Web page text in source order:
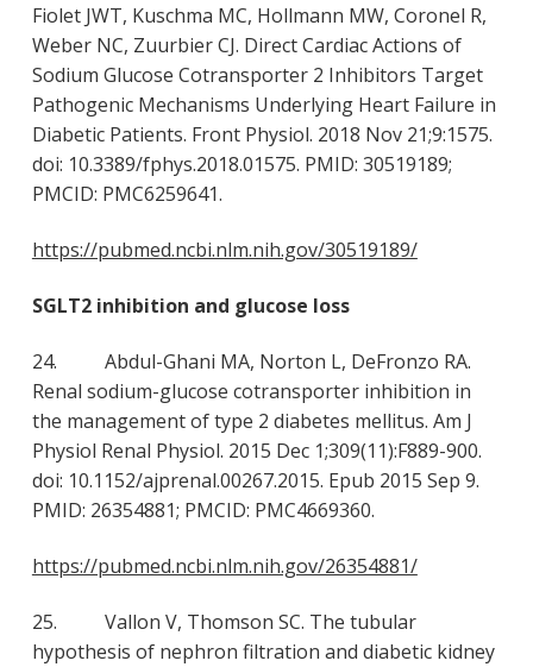
Fiolet JWT, Kuschma MC, Hollmann MW, Coronel R,
Weber NC, Zuurbier CJ. Direct Cardiac Actions of
Sodium Glucose Cotransporter 2 Inhibitors Target
Pathogenic Mechanisms Underlying Heart Failure in
Diabetic Patients. Front Physiol. 2018 Nov 21;9:1575.
doi: 10.3389/fphys.2018.01575. PMID: 30519189;
PMCID: PMC6259641.
https://pubmed.ncbi.nlm.nih.gov/30519189/
SGLT2 inhibition and glucose loss
24. Abdul-Ghani MA, Norton L, DeFronzo RA.
Renal sodium-glucose cotransporter inhibition in
the management of type 2 diabetes mellitus. Am J
Physiol Renal Physiol. 2015 Dec 1;309(11):F889-900.
doi: 10.1152/ajprenal.00267.2015. Epub 2015 Sep 9.
PMID: 26354881; PMCID: PMC4669360.
https://pubmed.ncbi.nlm.nih.gov/26354881/
25. Vallon V, Thomson SC. The tubular
hypothesis of nephron filtration and diabetic kidney